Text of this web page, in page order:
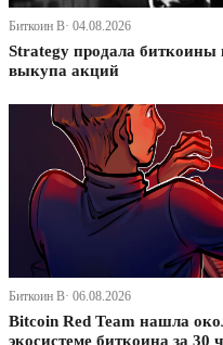
Биткоин В· 04.08.2026
Strategy продала биткоины
выкупа акций
Биткоин В· 06.08.2026
Bitcoin Red Team нашла
экосистеме биткоина за 30